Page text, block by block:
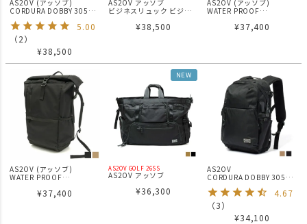
AS2OV (アッソブ)
CORDURA DOBBY 305D
ルダーバック
5.00
（2）
¥38,500
AS2OV アッソブ
ビジネスリュック ビジネ
バッグ EXCLUSIVE
BALLISTIC NYLON 3WAY
¥38,500
AS2OV (アッソブ)
WATER PROOF
BAG / バックパック
¥37,400
AS2OV (アッソブ)
WATER PROOF
BAG / バックパック
¥37,400
NEW
AS2OV GOLF 26SS
AS2OV アッソブ
BALLISTIC BOSTON
TOTE GOLF SERIES ボス
¥36,300
AS2OV
CORDURA DOBBY 305D
デイパック
4.67
（3）
¥34,100